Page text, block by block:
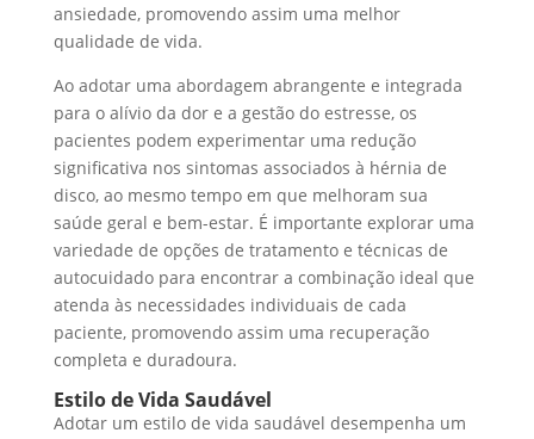
ansiedade, promovendo assim uma melhor
qualidade de vida.
Ao adotar uma abordagem abrangente e integrada
para o alívio da dor e a gestão do estresse, os
pacientes podem experimentar uma redução
significativa nos sintomas associados à hérnia de
disco, ao mesmo tempo em que melhoram sua
saúde geral e bem-estar. É importante explorar uma
variedade de opções de tratamento e técnicas de
autocuidado para encontrar a combinação ideal que
atenda às necessidades individuais de cada
paciente, promovendo assim uma recuperação
completa e duradoura.
Estilo de Vida Saudável
Adotar um estilo de vida saudável desempenha um